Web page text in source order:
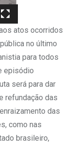
atos ocorridos
no último
para todos
episódio
será para dar
refundação das
das
como nas
brasileiro,